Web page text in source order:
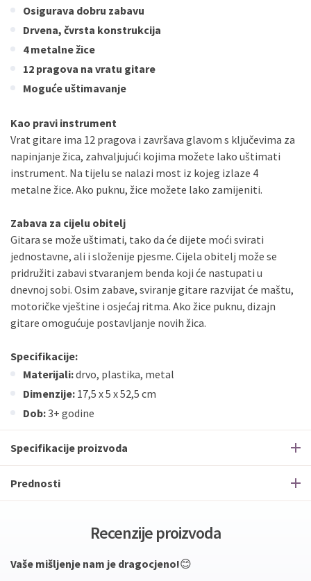
Osigurava dobru zabavu
Drvena, čvrsta konstrukcija
4 metalne žice
12 pragova na vratu gitare
Moguće uštimavanje
Kao pravi instrument
Vrat gitare ima 12 pragova i završava glavom s ključevima za
napinjanje žica, zahvaljujući kojima možete lako uštimati
instrument. Na tijelu se nalazi most iz kojeg izlaze 4
metalne žice. Ako puknu, žice možete lako zamijeniti.
Zabava za cijelu obitelj
Gitara se može uštimati, tako da će dijete moći svirati
jednostavne, ali i složenije pjesme. Cijela obitelj može se
pridružiti zabavi stvaranjem benda koji će nastupati u
dnevnoj sobi. Osim zabave, sviranje gitare razvijat će maštu,
motoričke vještine i osjećaj ritma. Ako žice puknu, dizajn
gitare omogućuje postavljanje novih žica.
Specifikacije:
Materijali:drvo, plastika, metal
Dimenzije: 17,5 x 5 x 52,5 cm
Dob:3+ godine
Specifikacije proizvoda
Prednosti
Recenzije proizvoda
Vaše mišljenje nam je dragocjeno!😊